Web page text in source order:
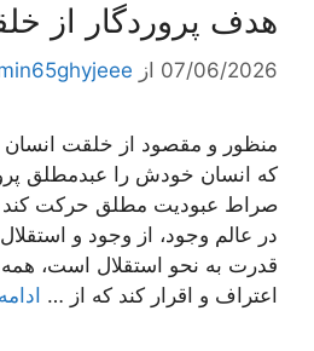
هدف پروردگار از
07/06/2026 از
منظور و مقصود از خلقت
كه انسان خودش را عبدمطلق
صراط عبودیت مطلق حركت كند و
در عالم وجود، از وجود و
قدرت به نحو استقلال است، همه
اعتراف و اقرار كند كه از … ادامه